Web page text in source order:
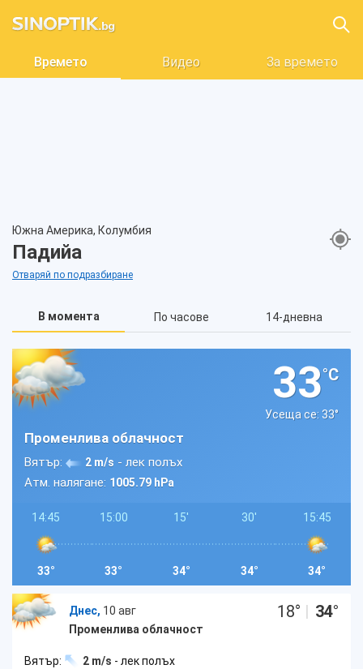
Времето Видео За времето
Южна Америка, Колумбия
Падийа
Отваряй по подразбиране
В момента По часове 14-дневна
33°C
Усеща се: 33°
Променлива облачност
Вятър: 2 m/s - лек полъх
Атм. налягане: 1005.79 hPa
14:45
33°
15:00
33°
15'
34°
30'
34°
15:45
34°
Днес, 10 авг
Променлива облачност
18° | 34°
Вятър: 2 m/s - лек полъх